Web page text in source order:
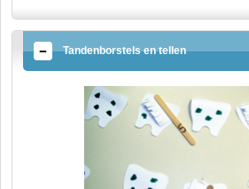
Tandenborstels en tellen